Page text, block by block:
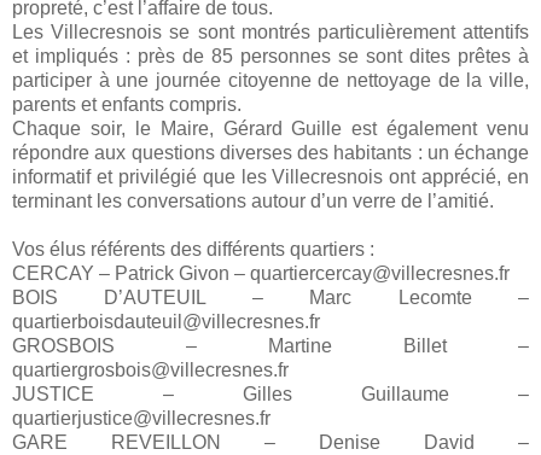
propreté, c’est l’affaire de tous.
Les Villecresnois se sont montrés particulièrement attentifs
et impliqués : près de 85 personnes se sont dites prêtes à
participer à une journée citoyenne de nettoyage de la ville,
parents et enfants compris.
Chaque soir, le Maire, Gérard Guille est également venu
répondre aux questions diverses des habitants : un échange
informatif et privilégié que les Villecresnois ont apprécié, en
terminant les conversations autour d’un verre de l’amitié.
Vos élus référents des différents quartiers :
CERCAY – Patrick Givon – quartiercercay@villecresnes.fr
BOIS D’AUTEUIL – Marc Lecomte –
quartierboisdauteuil@villecresnes.fr
GROSBOIS – Martine Billet –
quartiergrosbois@villecresnes.fr
JUSTICE – Gilles Guillaume –
quartierjustice@villecresnes.fr
GARE REVEILLON – Denise David –